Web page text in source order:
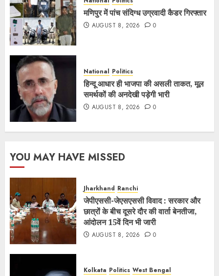
मणिपुर में पांच संदिग्ध उग्रवादी कैडर गिरफ्तार
AUGUST 8, 2026 0
National Politics
हिन्दू आधार ही भाजपा की असली ताकत, मूल
समर्थकों की अनदेखी पड़ेगी भारी
AUGUST 8, 2026 0
YOU MAY HAVE MISSED
Jharkhand Ranchi
जेपीएससी-जेएसएससी विवाद : सरकार और
छात्रों के बीच दूसरे दौर की वार्ता बेनतीजा,
आंदोलन 15वें दिन भी जारी
AUGUST 8, 2026 0
Kolkata Politics West Bengal